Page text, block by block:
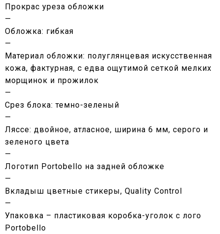
Прокрас уреза обложки
—
Обложка: гибкая
—
Материал обложки: полуглянцевая искусственная
кожа, фактурная, с едва ощутимой сеткой мелких
морщинок и прожилок
—
Срез блока: темно-зеленый
—
Ляссе: двойное, атласное, ширина 6 мм, серого и
зеленого цвета
—
Логотип Portobello на задней обложке
—
Вкладыш цветные стикеры, Quality Control
—
Упаковка – пластиковая коробка-уголок c лого
Portobello